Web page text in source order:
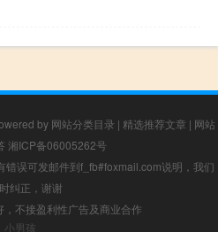
by 网站分类目录 | 精选推荐文章 | 网站
湘ICP备06005262号
错误可发邮件到f_fb#foxmail.com说明，我们
纠正，谢谢
不接盈利性广告及商业合作
小男孩